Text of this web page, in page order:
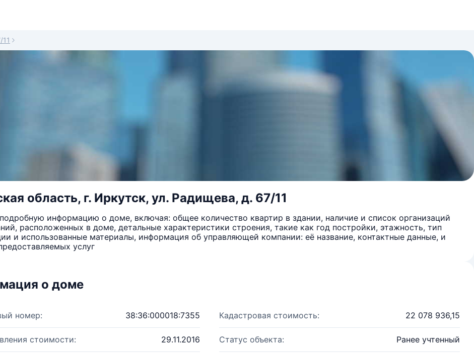
11
область, г. Иркутск, ул. Радищева, д. 67/11
информацию о доме, включая: общее количество квартир в здании, наличие и список организаций
расположенных в доме, детальные характеристики строения, такие как год постройки, этажность, тип
и использованные материалы, информация об управляющей компании: её название, контактные данные, и
услуг
о доме
номер: 38:36:000018:7355 Кадастровая стоимость: 22 078 936,15
стоимости: 29.11.2016 Статус объекта: Ранее учтенный